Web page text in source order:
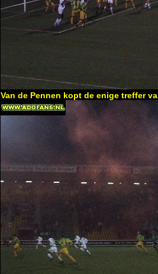
Van de Pennen kopt de enige treffer